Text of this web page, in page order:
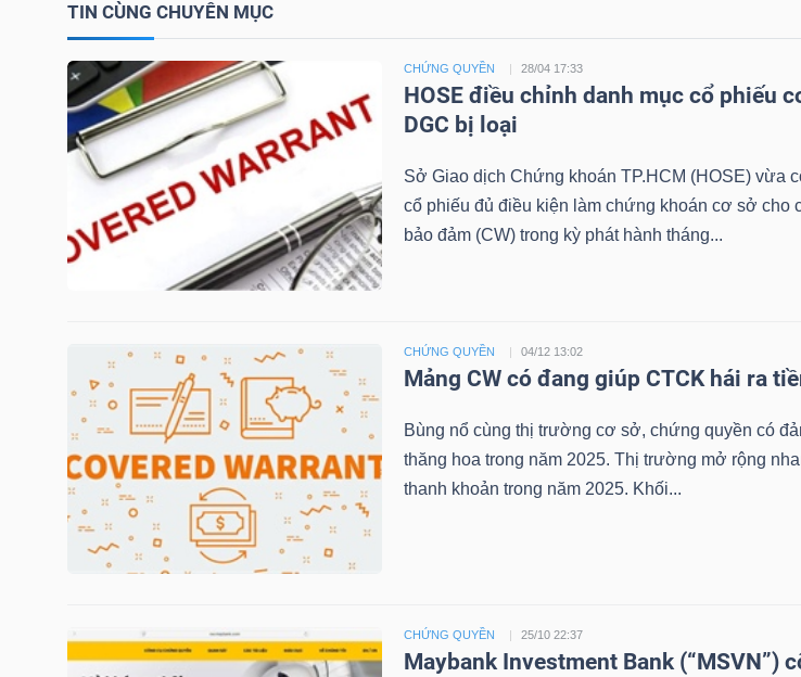
TIN CÙNG CHUYÊN MỤC
CHỨNG QUYỀN 28/04 17:33
HOSE điều chỉnh danh mục cổ phiếu
DGC bị loại
Sở Giao dịch Chứng khoán TP.HCM (HOSE) vừa
cổ phiếu đủ điều kiện làm chứng khoán cơ sở cho
bảo đảm (CW) trong kỳ phát hành tháng...
CHỨNG QUYỀN 04/12 13:02
Mảng CW có đang giúp CTCK hái ra
Bùng nổ cùng thị trường cơ sở, chứng quyền có
thăng hoa trong năm 2025. Thị trường mở rộng
thanh khoản trong năm 2025. Khối...
CHỨNG QUYỀN 25/10 22:37
Maybank Investment Bank (“MSVN”)
NGÀNH
PHIẾU